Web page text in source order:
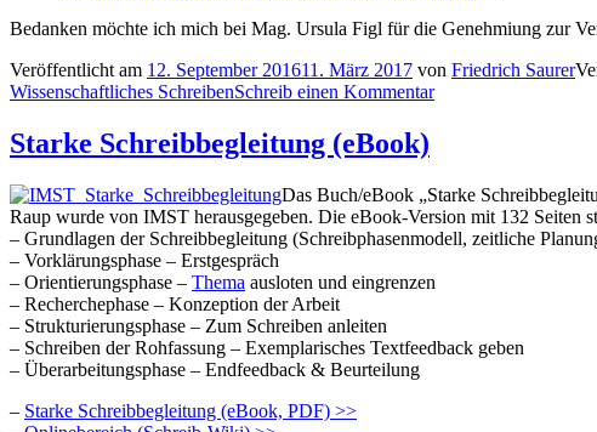
Bedanken möchte ich mich bei Mag. Ursula Figl für die Genehmiung zur
Veröffentlicht am 12. September 201611. März 2017 von Friedrich Saurer
Wissenschaftliches SchreibenSchreib einen Kommentar
Starke Schreibbegleitung (eBook)
Das Buch/eBook „Starke
Raup wurde von IMST herausgegeben. Die eBook-Version mit 132 Seiten
– Grundlagen der Schreibbegleitung (Schreibphasenmodell, zeitliche
– Vorklärungsphase – Erstgespräch
– Orientierungsphase – Thema ausloten und eingrenzen
– Recherchephase – Konzeption der Arbeit
– Strukturierungsphase – Zum Schreiben anleiten
– Schreiben der Rohfassung – Exemplarisches Textfeedback geben
– Überarbeitungsphase – Endfeedback & Beurteilung
– Starke Schreibbegleitung (eBook, PDF) >>